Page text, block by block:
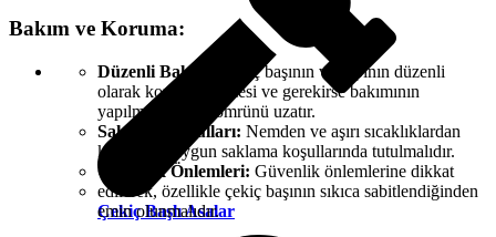
Çekiç Başlı Asalar
Bakım ve Koruma:
Düzenli Bakım:
Çekiç başının ve sapının düzenli
olarak kontrol edilmesi ve gerekirse bakımının
yapılması, aletin ömrünü uzatır.
Saklama Koşulları: Nemden ve aşırı sıcaklıklardan
korunarak uygun saklama koşullarında tutulmalıdır.
Güvenlik Önlemleri: Güvenlik önlemlerine dikkat
edilerek, özellikle çekiç başının sıkıca sabitlendiğinden
emin olunmalıdır.